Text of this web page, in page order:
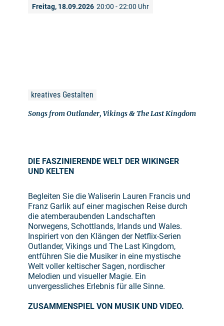
Freitag, 18.09.2026 20:00 - 22:00 Uhr
kreatives Gestalten
Songs from Outlander, Vikings & The Last Kingdom
DIE FASZINIERENDE WELT DER WIKINGER
UND KELTEN
Begleiten Sie die Waliserin Lauren Francis und
Franz Garlik auf einer magischen Reise durch
die atemberaubenden Landschaften
Norwegens, Schottlands, Irlands und Wales.
Inspiriert von den Klängen der Netflix-Serien
Outlander, Vikings und The Last Kingdom,
entführen Sie die Musiker in eine mystische
Welt voller keltischer Sagen, nordischer
Melodien und visueller Magie. Ein
unvergessliches Erlebnis für alle Sinne.
ZUSAMMENSPIEL VON MUSIK UND VIDEO.